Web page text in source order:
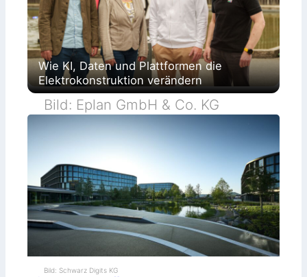
Wie KI, Daten und Plattformen die
Elektrokonstruktion verändern
Bild: Eplan GmbH & Co. KG
Bild: Schwarz Digits KG